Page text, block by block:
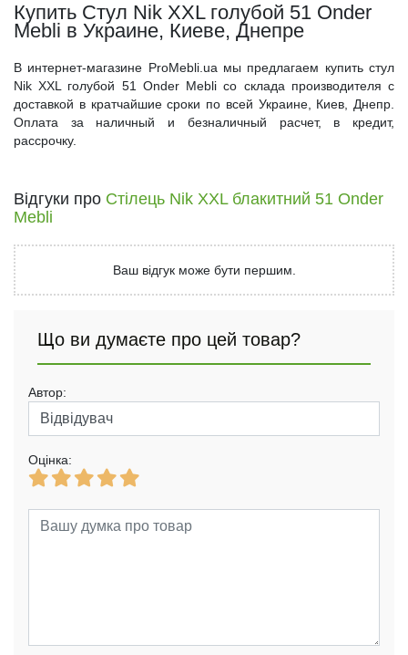
Купить Стул Nik XXL голубой 51 Onder
Mebli в Украине, Киеве, Днепре
В интернет-магазине ProMebli.ua мы предлагаем купить стул
Nik XXL голубой 51 Onder Mebli со склада производителя с
доставкой в кратчайшие сроки по всей Украине, Киев, Днепр.
Оплата за наличный и безналичный расчет, в кредит,
рассрочку.
Відгуки про Стілець Nik XXL блакитний 51 Onder
Mebli
Ваш відгук може бути першим.
Що ви думаєте про цей товар?
Автор:
Оцінка: